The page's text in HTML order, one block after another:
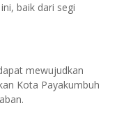
baik dari segi
mewujudkan
Kota Payakumbuh